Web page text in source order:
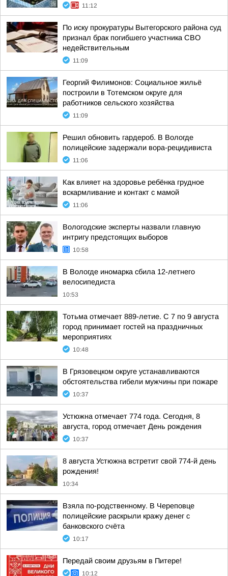
11:12
По иску прокуратуры Вытегорского района суд
признал брак погибшего участника СВО
недействительным
11:09
Георгий Филимонов: Социальное жильё
построили в Тотемском округе для
работников сельского хозяйства
11:09
Решил обновить гардероб. В Вологде
полицейские задержали вора-рецидивиста
11:06
Как влияет на здоровье ребёнка грудное
вскармливание и контакт с мамой
11:06
Вологодские эксперты назвали главную
интригу предстоящих выборов
10:58
В Вологде иномарка сбила 12-летнего
велосипедиста
10:53
Тотьма отмечает 889-летие. С 7 по 9 августа
город принимает гостей на праздничных
мероприятиях
10:48
В Грязовецком округе устанавливаются
обстоятельства гибели мужчины при пожаре
10:37
Устюжна отмечает 774 года. Сегодня, 8
августа, город отмечает День рождения
10:37
8 августа Устюжна встретит свой 774-й день
рождения!
10:34
Взяла по-родственному. В Череповце
полицейские раскрыли кражу денег с
банковского счёта
10:17
Передай своим друзьям в Питере!
10:12